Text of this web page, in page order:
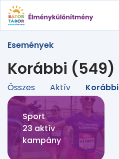
Események
Korábbi (549)
Összes Aktív Korábbi
Sport
23 aktív
kampány